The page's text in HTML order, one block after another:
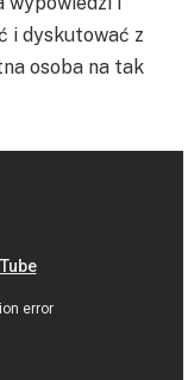
i dyskutować z
osoba na tak